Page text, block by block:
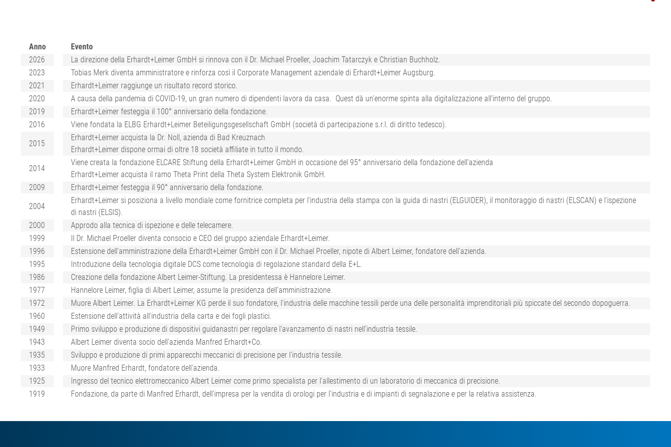
Tenditori per feltri e tele per
la carta
•
Visualizza tutto
ELSIS Ispezione superficiale,
pellicola/carta
Visualizza tutto
Sistemi per la regolazione del
tiro del nastro per cartone
Sistema di misurazione in
ELTIM
Linea di estrusione
•
Visualizza tutto
Anno
Evento
2026
La direzione della Erhardt+Leimer GmbH si rinnova con il Dr. Michael Proeller, Joachim Tatarczyk e Christian Buchholz.
2023
Tobias Merk diventa amministratore e rinforza così il Corporate Management aziendale di Erhardt+Leimer Augsburg.
2021
Erhardt+Leimer raggiunge un risultato record storico.
2020
A causa della pandemia di COVID-19, un gran numero di dipendenti lavora da casa. Quest dà un'enorme spinta alla digitalizzazione all'interno del gruppo.
2019
Erhardt+Leimer festeggia il 100° anniversario della fondazione.
2016
Viene fondata la ELBG Erhardt+Leimer Beteiligungsgesellschaft GmbH (società di partecipazione s.r.l. di diritto tedesco).
2015
Erhardt+Leimer acquista la Dr. Noll, azienda di Bad Kreuznach
Erhardt+Leimer dispone ormai di oltre 18 società affiliate in tutto il mondo.
2014
Viene creata la fondazione ELCARE Stiftung della Erhardt+Leimer GmbH in occasione del 95° anniversario della fondazione dell'azienda
Erhardt+Leimer acquista il ramo Theta Print della Theta System Elektronik GmbH.
2009
Erhardt+Leimer festeggia il 90° anniversario della fondazione.
2004
Erhardt+Leimer si posiziona a livello mondiale come fornitrice completa per l'industria della stampa con la guida di nastri (ELGUIDER), il monitoraggio di nastri (ELSCAN) e l'ispezione
di nastri (ELSIS).
2000
Approdo alla tecnica di ispezione e delle telecamere.
1999
Il Dr. Michael Proeller diventa consocio e CEO del gruppo aziendale Erhardt+Leimer.
1996
Estensione dell'amministrazione della Erhardt+Leimer GmbH con il Dr. Michael Proeller, nipote di Albert Leimer, fondatore dell'azienda.
1995
Introduzione della tecnologia digitale DCS come tecnologia di regolazione standard della E+L.
1986
Creazione della fondazione Albert Leimer-Stiftung. La presidentessa è Hannelore Leimer.
1977
Hannelore Leimer, figlia di Albert Leimer, assume la presidenza dell'amministrazione.
1972
Muore Albert Leimer. La Erhardt+Leimer KG perde il suo fondatore, l'industria delle macchine tessili perde una delle personalità imprenditoriali più spiccate del secondo dopoguerra.
1960
Estensione dell'attività all'industria della carta e dei fogli plastici.
1949
Primo sviluppo e produzione di dispositivi guidanastri per regolare l'avanzamento di nastri nell'industria tessile.
1943
Albert Leimer diventa socio dell'azienda Manfred Erhardt+Co.
1935
Sviluppo e produzione di primi apparecchi meccanici di precisione per l'industria tessile.
1933
Muore Manfred Erhardt, fondatore dell'azienda.
1925
Ingresso del tecnico elettromeccanico Albert Leimer come primo specialista per l'allestimento di un laboratorio di meccanica di precisione.
1919
Fondazione, da parte di Manfred Erhardt, dell'impresa per la vendita di orologi per l'industria e di impianti di segnalazione e per la relativa assistenza.